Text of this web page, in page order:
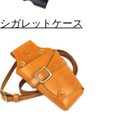
シガレットケース